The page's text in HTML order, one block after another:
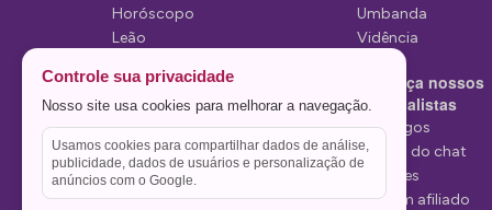
Horóscopo
Leão
Mediunidade
Mensagens
Umbanda
Vidência
Conheça nossos
Especialistas
Tarólogos
Estelas do chat
Videntes
Seja um afiliado
Controle sua privacidade
Nosso site usa cookies para melhorar a navegação.
Usamos cookies para compartilhar dados de análise,
publicidade, dados de usuários e personalização de
anúncios com o Google.